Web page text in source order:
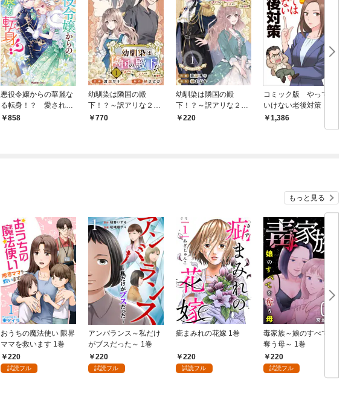
悪役令嬢からの華麗な
る転身！？ 愛されヒ
ロインアンソロジーコ
858
幼馴染は隣国の殿
下！？～訳アリな２人
の王都事件簿～ 単行
770
幼馴染は隣国の殿
下！？～訳アリな２人
の王都事件簿～ 1巻
220
コミック版 やっては
いけない老後対策
1,386
もっと見る
おうちの魔法使い 限界
ママを救います 1巻
220
試読フル
アンバランス～私だけ
がブスだった～ 1巻
220
試読フル
疵まみれの花嫁 1巻
220
試読フル
毒家族～娘のすべてを
奪う母～ 1巻
220
試読フル